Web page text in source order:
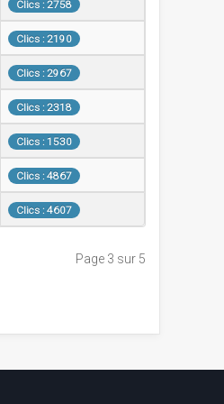
Clics : 2758
Clics : 2190
Clics : 2967
Clics : 2318
Clics : 1530
Clics : 4867
Clics : 4607
Page 3 sur 5